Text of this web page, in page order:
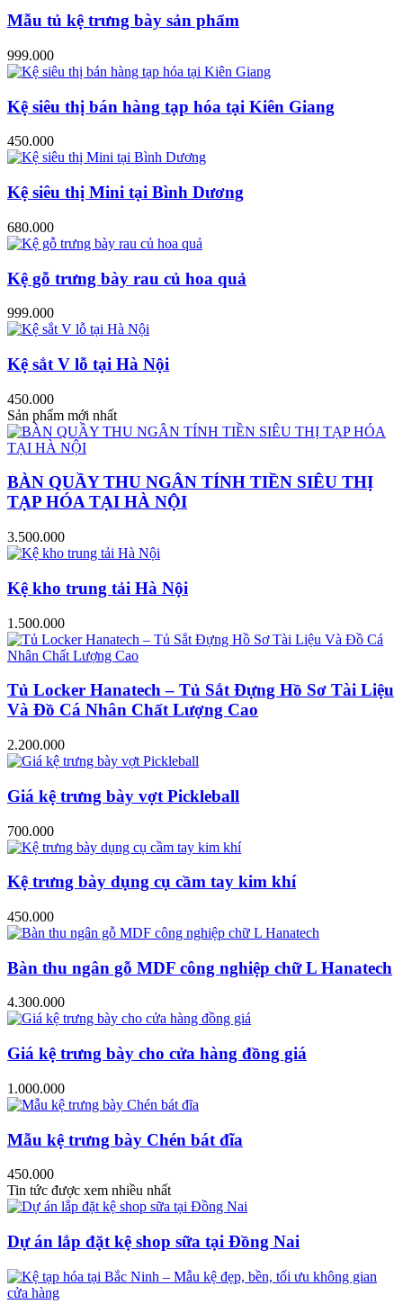
Mẫu tủ kệ trưng bày sản phẩm
999.000
Kệ siêu thị bán hàng tạp hóa tại Kiên Giang
450.000
Kệ siêu thị Mini tại Bình Dương
680.000
Kệ gỗ trưng bày rau củ hoa quả
999.000
Kệ sắt V lỗ tại Hà Nội
450.000
Sản phẩm mới nhất
BÀN QUẦY THU NGÂN TÍNH TIỀN SIÊU THỊ
TẠP HÓA TẠI HÀ NỘI
3.500.000
Kệ kho trung tải Hà Nội
1.500.000
Tủ Locker Hanatech – Tủ Sắt Đựng Hồ Sơ Tài Liệu
Và Đồ Cá Nhân Chất Lượng Cao
2.200.000
Giá kệ trưng bày vợt Pickleball
700.000
Kệ trưng bày dụng cụ cầm tay kim khí
450.000
Bàn thu ngân gỗ MDF công nghiệp chữ L Hanatech
4.300.000
Giá kệ trưng bày cho cửa hàng đồng giá
1.000.000
Mẫu kệ trưng bày Chén bát đĩa
450.000
Tin tức được xem nhiều nhất
Dự án lắp đặt kệ shop sữa tại Đồng Nai